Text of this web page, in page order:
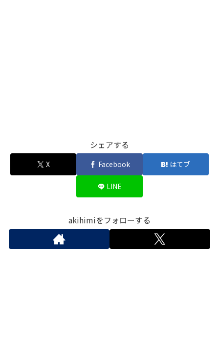
シェアする
X Facebook はてブ
LINE
akihimiをフォローする